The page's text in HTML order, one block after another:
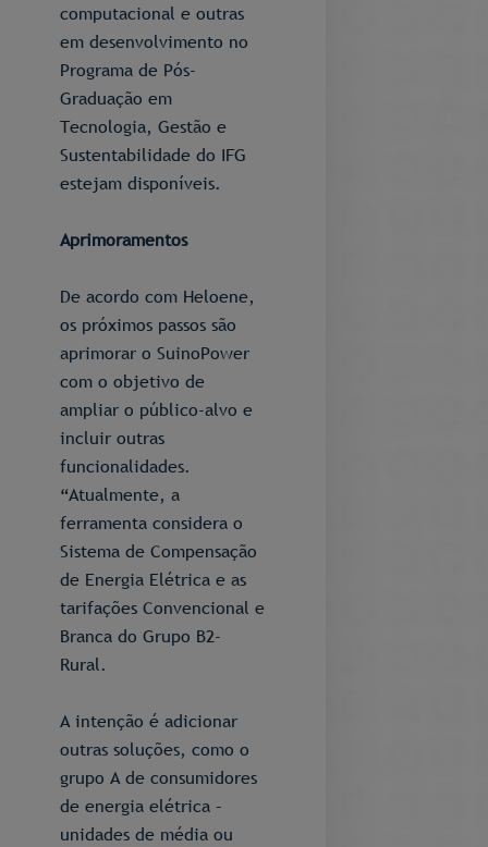
computacional e outras
em desenvolvimento no
Programa de Pós-
Graduação em
Tecnologia, Gestão e
Sustentabilidade do IFG
estejam disponíveis.
Aprimoramentos
De acordo com Heloene,
os próximos passos são
aprimorar o SuinoPower
com o objetivo de
ampliar o público-alvo e
incluir outras
funcionalidades.
“Atualmente, a
ferramenta considera o
Sistema de Compensação
de Energia Elétrica e as
tarifações Convencional e
Branca do Grupo B2-
Rural.
A intenção é adicionar
outras soluções, como o
grupo A de consumidores
de energia elétrica –
unidades de média ou